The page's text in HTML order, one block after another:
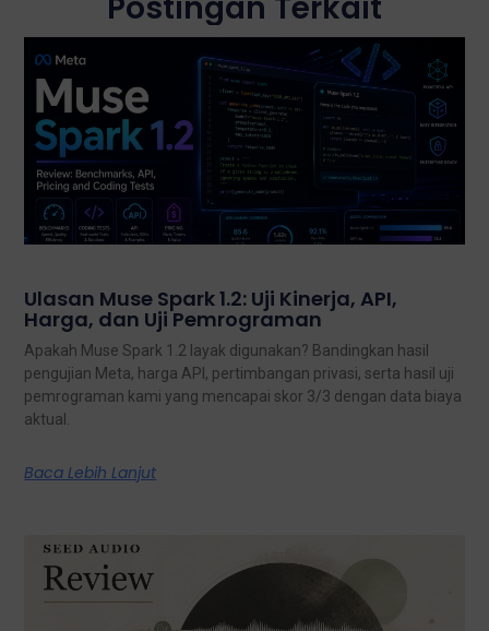
Ulasan Muse Spark 1.2: Uji Kinerja, API,
Harga, dan Uji Pemrograman
Apakah Muse Spark 1.2 layak digunakan? Bandingkan hasil
pengujian Meta, harga API, pertimbangan privasi, serta hasil uji
pemrograman kami yang mencapai skor 3/3 dengan data biaya
aktual.
Baca Lebih Lanjut